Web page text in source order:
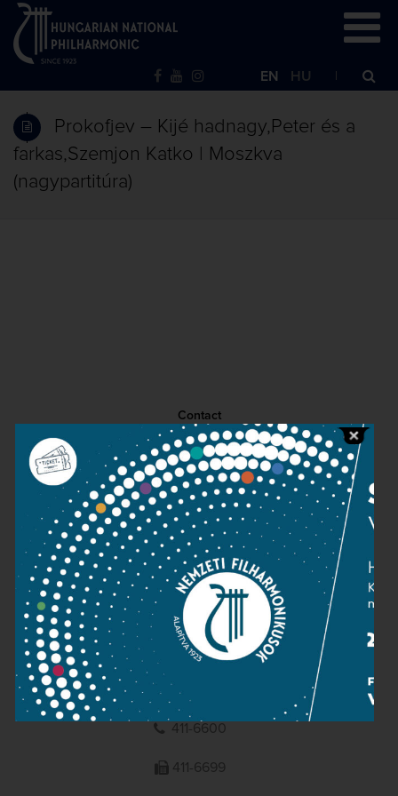
EN HU
Prokofjev – Kijé hadnagy,Peter és a
farkas,Szemjon Katko | Moszkva
(nagypartitúra)
Contact
Public information
Press room
Terms and privacy
Imprint
NATIONAL PHILHARMONIC
1095 Budapest, Komor Marcell u. 1. (Müpa)
411-6600
411-6699